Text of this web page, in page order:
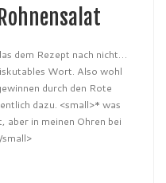
dem Rezept nach nicht…
Wort. Also wohl
durch den Rote
dazu. <small>* was
aber in meinen Ohren bei